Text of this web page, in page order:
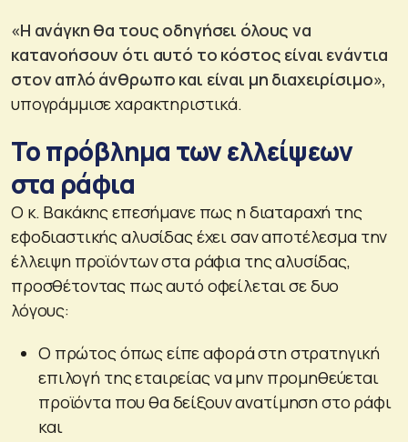
«Η ανάγκη θα τους οδηγήσει όλους να
κατανοήσουν ότι αυτό το κόστος είναι ενάντια
στον απλό άνθρωπο και είναι μη διαχειρίσιμο»,
υπογράμμισε χαρακτηριστικά.
Το πρόβλημα των ελλείψεων
στα ράφια
Ο κ. Βακάκης επεσήμανε πως η διαταραχή της
εφοδιαστικής αλυσίδας έχει σαν αποτέλεσμα την
έλλειψη προϊόντων στα ράφια της αλυσίδας,
προσθέτοντας πως αυτό οφείλεται σε δυο
λόγους:
Ο πρώτος όπως είπε αφορά στη στρατηγική
επιλογή της εταιρείας να μην προμηθεύεται
προϊόντα που θα δείξουν ανατίμηση στο ράφι
και